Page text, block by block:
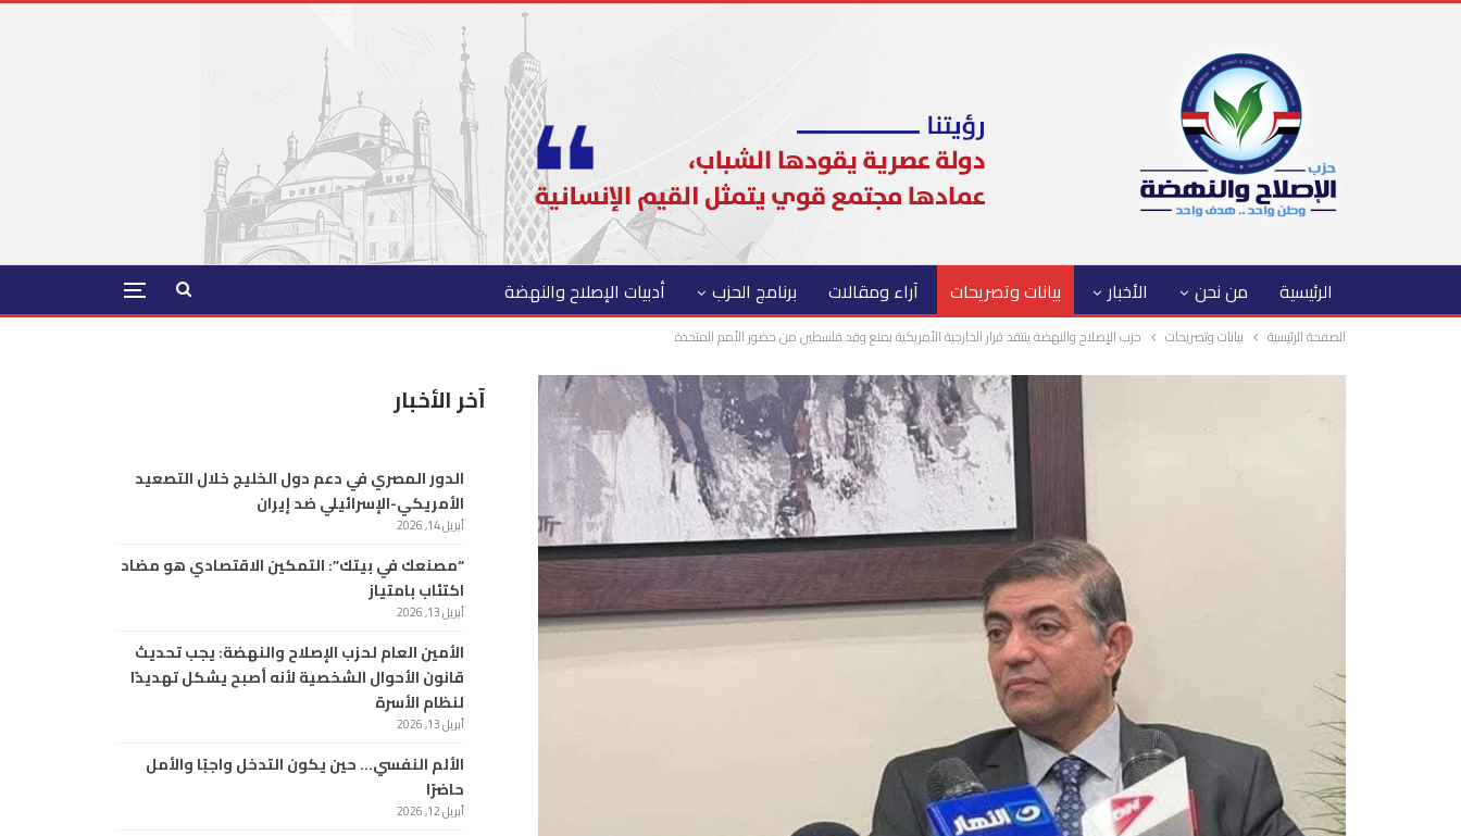
الرئيسية من نحن الأخبار بيانات وتصريحات آراء ومقالات برنامج الحزب أدبيات الإصلاح والنهضة
الصفحة الرئيسية بيانات وتصريحات حزب الإصلاح والنهضة ينتقد قرار الخارجية الأمريكية بمنع وفد فلسطين من حضور الأمم المتحدة
آخر الأخبار
الدور المصري في دعم دول الخليج خلال التصعيد
الأمريكي-الإسرائيلي ضد إيران
أبريل 14, 2026
“مصنعك في بيتك”: التمكين الاقتصادي هو مضاد
اكتئاب بامتياز
أبريل 13, 2026
الأمين العام لحزب الإصلاح والنهضة: يجب تحديث
قانون الأحوال الشخصية لأنه أصبح يشكل تهديدًا
لنظام الأسرة
أبريل 13, 2026
الألم النفسي… حين يكون التدخل واجبًا والأمل
حاضرًا
أبريل 12, 2026